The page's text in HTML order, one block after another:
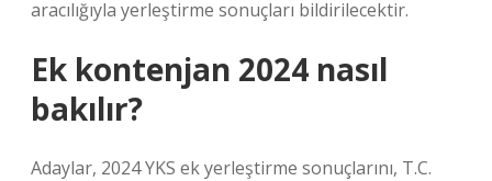
aracılığıyla yerleştirme sonuçları bildirilecektir.
Ek kontenjan 2024 nasıl
bakılır?
Adaylar, 2024 YKS ek yerleştirme sonuçlarını, T.C.